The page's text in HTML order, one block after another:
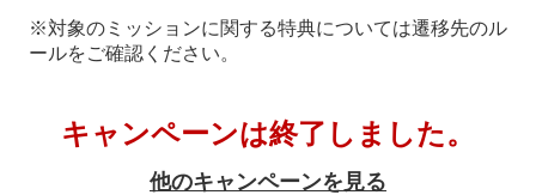
※対象のミッションに関する特典については遷移先のル
ールをご確認ください。
キャンペーンは終了しました。
他のキャンペーンを見る